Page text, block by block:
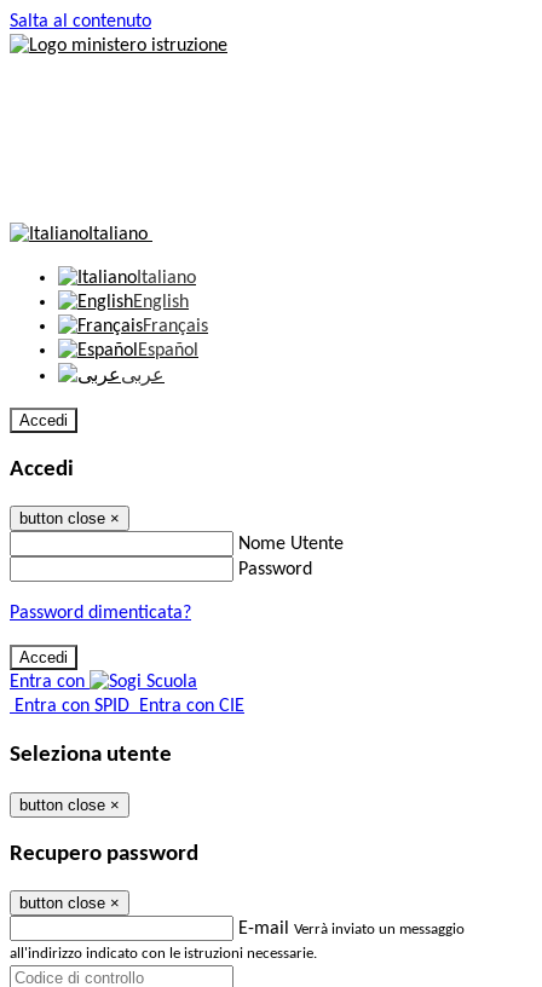
Salta al contenuto
Italiano
Italiano
English
Français
Español
عربى
Accedi
Accedi
button close ×
Nome Utente
Password
Password dimenticata?
Entra con
Entra con SPID Entra con CIE
Seleziona utente
button close ×
Recupero password
button close ×
E-mail Verrà inviato un messaggio
all'indirizzo indicato con le istruzioni necessarie.